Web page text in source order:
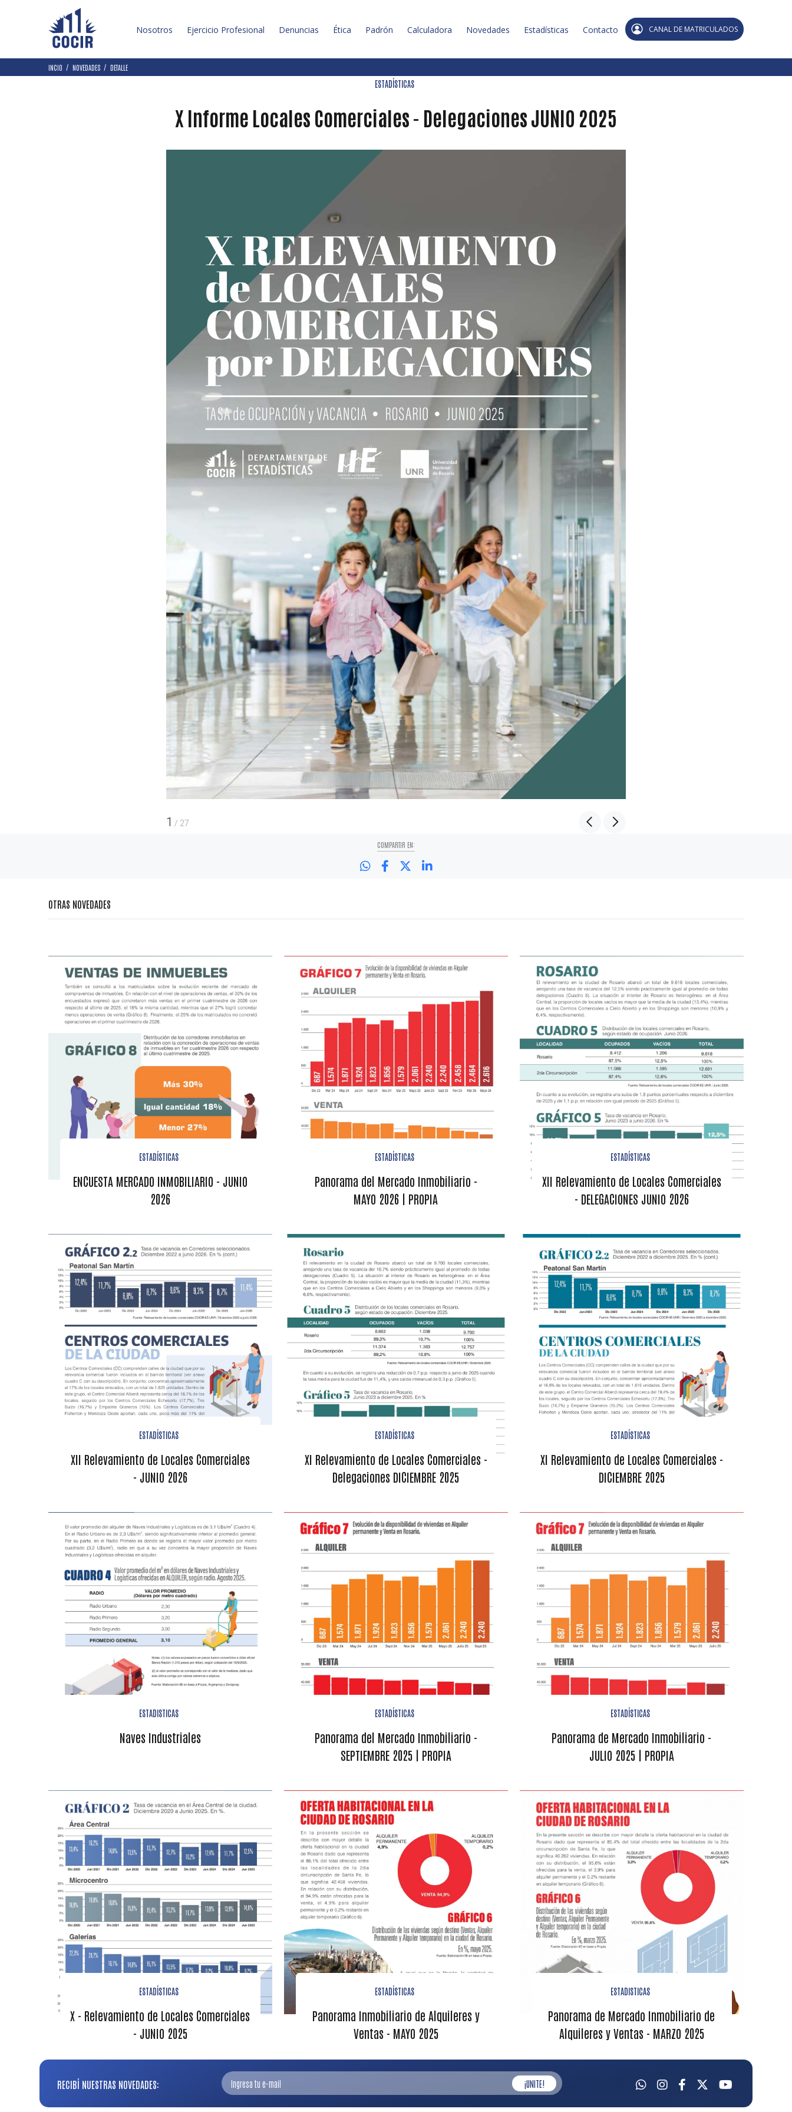
Nosotros Ejercicio Profesional Denuncias Ética Padrón Calculadora Novedades Estadísticas Contacto CANAL DE MATRICULADOS
INCIO NOVEDADES DETALLE
ESTADÍSTICAS
X Informe Locales Comerciales - Delegaciones JUNIO 2025
1 / 27
COMPARTIR EN:
OTRAS NOVEDADES
ESTADÍSTICAS
ENCUESTA MERCADO INMOBILIARIO - JUNIO
2026
ESTADÍSTICAS
Panorama del Mercado Inmobiliario -
MAYO 2026 | PROPIA
ESTADÍSTICAS
XII Relevamiento de Locales Comerciales
- DELEGACIONES JUNIO 2026
ESTADÍSTICAS
XII Relevamiento de Locales Comerciales
- JUNIO 2026
ESTADÍSTICAS
XI Relevamiento de Locales Comerciales -
Delegaciones DICIEMBRE 2025
ESTADÍSTICAS
XI Relevamiento de Locales Comerciales -
DICIEMBRE 2025
ESTADISTICAS
Naves Industriales
ESTADÍSTICAS
Panorama del Mercado Inmobiliario -
SEPTIEMBRE 2025 | PROPIA
ESTADÍSTICAS
Panorama de Mercado Inmobiliario -
JULIO 2025 | PROPIA
ESTADÍSTICAS
X - Relevamiento de Locales Comerciales
- JUNIO 2025
ESTADÍSTICAS
Panorama Inmobiliario de Alquileres y
Ventas - MAYO 2025
ESTADISTICAS
Panorama de Mercado Inmobiliario de
Alquileres y Ventas - MARZO 2025
RECIBÍ NUESTRAS NOVEDADES: ¡UNITE!